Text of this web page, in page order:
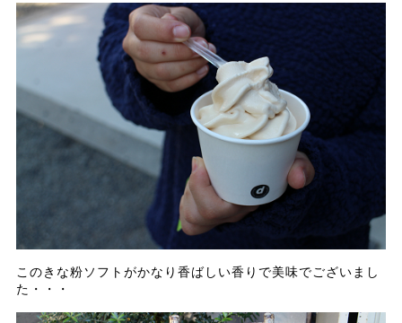
このきな粉ソフトがかなり香ばしい香りで美味でございまし
た・・・